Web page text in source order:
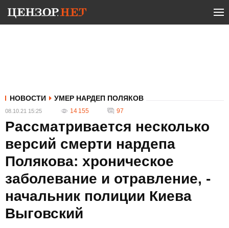
НОВОСТИ УМЕР НАРДЕП ПОЛЯКОВ
08.10.21 15:25 14 155 97
Рассматривается несколько
версий смерти нардепа
Полякова: хроническое
заболевание и отравление, -
начальник полиции Киева
Выговский